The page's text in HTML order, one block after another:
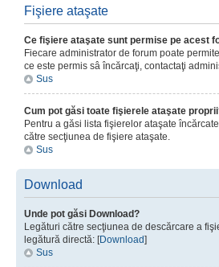
Fişiere ataşate
Ce fişiere ataşate sunt permise pe acest
Fiecare administrator de forum poate
ce este permis sâ încărcaţi, contactaţi
Sus
Cum pot găsi toate fişierele ataşate
Pentru a găsi lista fişierelor ataşate
către secţiunea de fişiere ataşate.
Sus
Download
Unde pot găsi Download?
Legături către secţiunea de descărcare a
legătură directă: [Download]
Sus